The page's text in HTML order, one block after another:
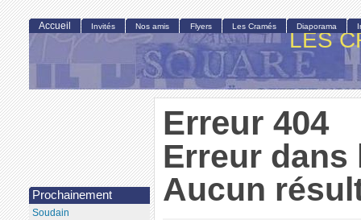
LES
Erreur 404
Erreur dans
Aucun
Accueil Invités Nos amis Flyers Les Cramés Diaporama
Prochainement
Soudain